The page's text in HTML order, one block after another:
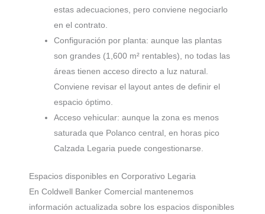
estas adecuaciones, pero conviene negociarlo
en el contrato.
Configuración por planta: aunque las plantas
son grandes (1,600 m² rentables), no todas las
áreas tienen acceso directo a luz natural.
Conviene revisar el layout antes de definir el
espacio óptimo.
Acceso vehicular: aunque la zona es menos
saturada que Polanco central, en horas pico
Calzada Legaria puede congestionarse.
Espacios disponibles en Corporativo Legaria
En Coldwell Banker Comercial mantenemos
información actualizada sobre los espacios disponibles